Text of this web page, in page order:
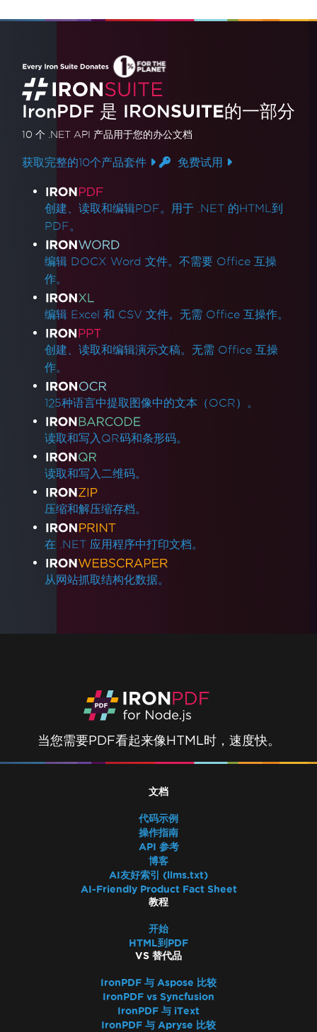
IronPDF 是 IRONSUITE的一部分
10 个 .NET API 产品 用于您的办公文档
获取完整的10个产品套件 免费试用
产品链接
创建、读取和编辑PDF。用于 .NET 的HTML到
PDF。
编辑 DOCX Word 文件。不需要 Office 互操
作。
编辑 Excel 和 CSV 文件。无需 Office 互操作。
创建、读取和编辑演示文稿。无需 Office 互操
作。
125种语言中提取图像中的文本（OCR）。
读取和写入QR码和条形码。
读取和写入二维码。
压缩和解压缩存档。
在 .NET 应用程序中打印文档。
从网站抓取结构化数据。
当您需要PDF看起来像HTML时，速度快。
文档
代码示例
操作指南
API 参考
博客
AI友好索引 (llms.txt)
AI-Friendly Product Fact Sheet
教程
开始
HTML到PDF
VS 替代品
IronPDF 与 Aspose 比较
IronPDF vs Syncfusion
IronPDF 与 iText
IronPDF 与 Apryse 比较